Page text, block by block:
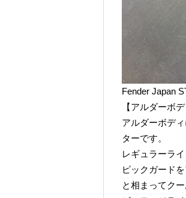
Fender Japan
【アルダーボ
アルダーボデ
ターです。
レギュラーラ
ピックガード
と相まってク